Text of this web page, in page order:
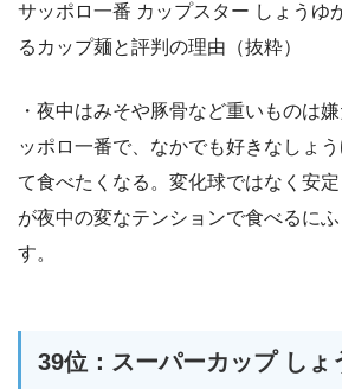
サッポロ一番 カップスター しょうゆ
るカップ麺と評判の理由（抜粋）
・夜中はみそや豚骨など重いものは
ッポロ一番で、なかでも好きなしょ
て食べたくなる。変化球ではなく安
が夜中の変なテンションで食べるに
す。
39位：スーパーカップ しょ